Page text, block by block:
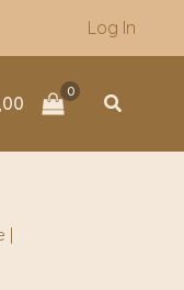
Log In
Zoeken
|